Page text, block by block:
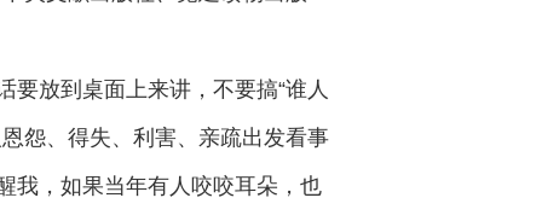
放到桌面上来讲，不要搞“谁人
怨、得失、利害、亲疏出发看事
我，如果当年有人咬咬耳朵，也